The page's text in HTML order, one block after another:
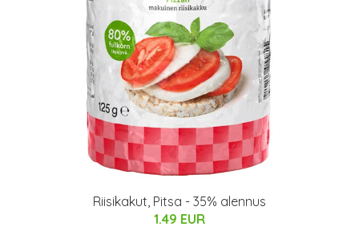
Riisikakut, Pitsa - 35% alennus
1.49 EUR